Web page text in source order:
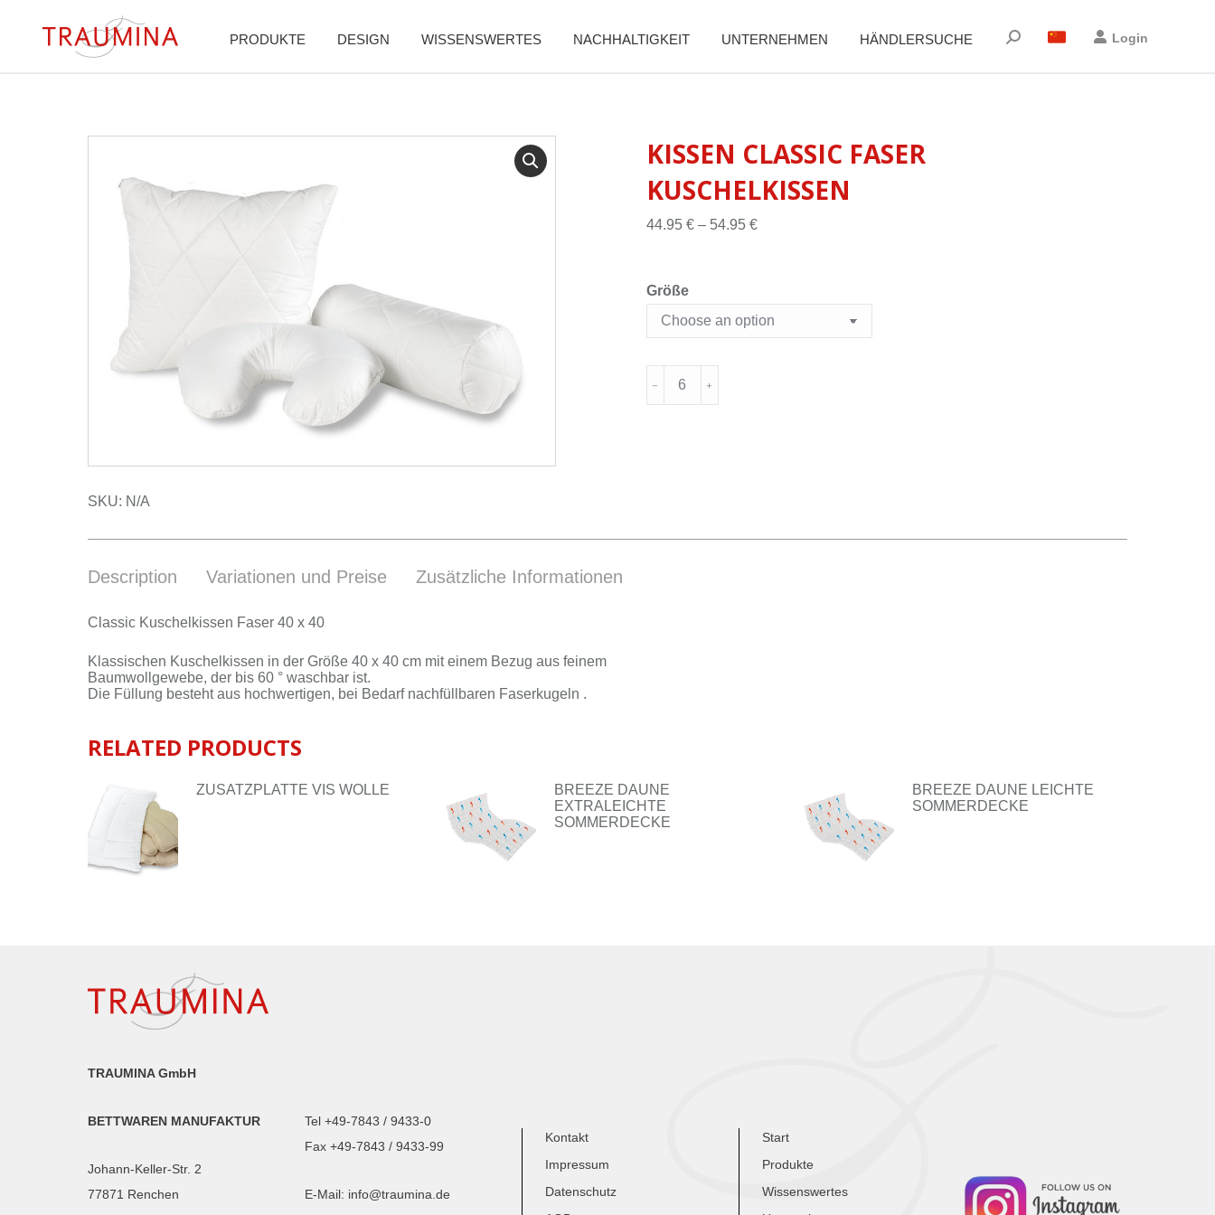
PRODUKTE DESIGN WISSENSWERTES NACHHALTIGKEIT UNTERNEHMEN HÄNDLERSUCHE Suchen: Login
KISSEN CLASSIC FASER
KUSCHELKISSEN
44.95€– 54.95€
Größe
SKU: N/A
Description Variationen und Preise Zusätzliche Informationen
Clas­sic Ku­schel­kis­sen Fa­ser 40 x 40
Klas­si­schen Ku­schel­kis­sen in der Grö­ße 40 x 40 cm mit ei­nem Be­zug aus fei­nem
Baum­woll­ge­we­be, der bis 60 ° wasch­bar ist.
Die Fül­lung be­steht aus hoch­wer­ti­gen, bei Be­darf nach­füll­ba­ren Fa­ser­ku­geln .
RELATED PRODUCTS
ZUSATZPLATTE VIS WOLLE
BREEZE DAUNE
EXTRALEICHTE
SOMMERDECKE
BREEZE DAUNE LEICHTE
SOMMERDECKE
TRAUMINA GmbH
BETTWAREN MANUFAKTUR
Johann-Keller-Str. 2
77871 Renchen
Tel +49-7843 / 9433-0
Fax +49-7843 / 9433-99
E-Mail: info@traumina.de
Kontakt
Impressum
Datenschutz
Start
Produkte
Wissenswertes